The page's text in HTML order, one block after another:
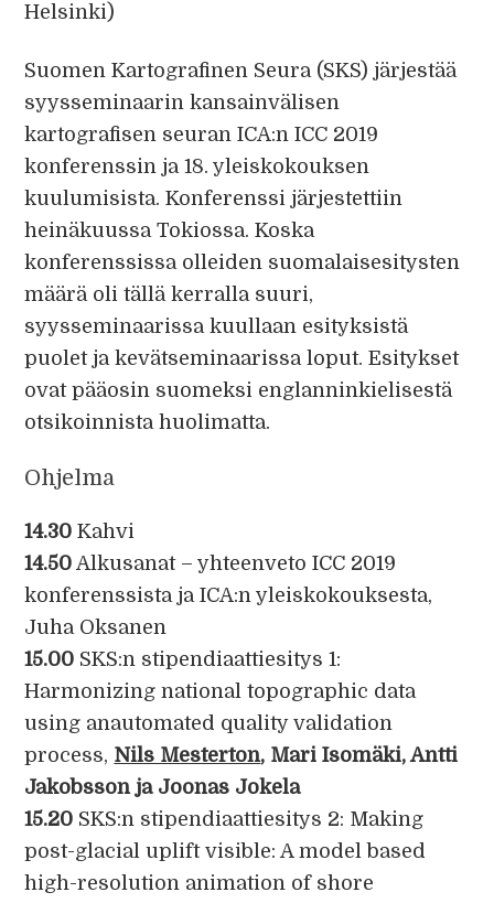
Helsinki)
Suomen Kartografinen Seura (SKS) järjestää
syysseminaarin kansainvälisen
kartografisen seuran ICA:n ICC 2019
konferenssin ja 18. yleiskokouksen
kuulumisista. Konferenssi järjestettiin
heinäkuussa Tokiossa. Koska
konferenssissa olleiden suomalaisesitysten
määrä oli tällä kerralla suuri,
syysseminaarissa kuullaan esityksistä
puolet ja kevätseminaarissa loput. Esitykset
ovat pääosin suomeksi englanninkielisestä
otsikoinnista huolimatta.
Ohjelma
14.30 Kahvi
14.50 Alkusanat – yhteenveto ICC 2019
konferenssista ja ICA:n yleiskokouksesta,
Juha Oksanen
15.00 SKS:n stipendiaattiesitys 1:
Harmonizing national topographic data
using anautomated quality validation
process, Nils Mesterton, Mari Isomäki, Antti
Jakobsson ja Joonas Jokela
15.20 SKS:n stipendiaattiesitys 2: Making
post-glacial uplift visible: A model based
high-resolution animation of shore